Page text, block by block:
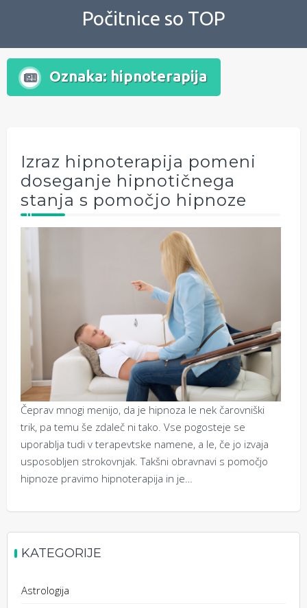
Počitnice so TOP
Oznaka: hipnoterapija
Izraz hipnoterapija pomeni
doseganje hipnotičnega
stanja s pomočjo hipnoze
Čeprav mnogi menijo, da je hipnoza le nek čarovniški
trik, pa temu še zdaleč ni tako. Vse pogosteje se
uporablja tudi v terapevtske namene, a le, če jo izvaja
usposobljen strokovnjak. Takšni obravnavi s pomočjo
hipnoze pravimo hipnoterapija in je…
KATEGORIJE
Astrologija